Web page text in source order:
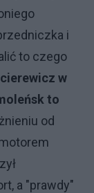
i
to czego
w
to
od
a "prawdy"